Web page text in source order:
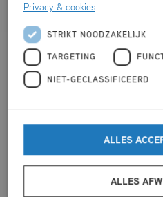
WAT ER NOG MEER
Privacy & cookies
STRIKT NOODZAKELIJK
TARGETING
NIET-GECLASSIFICEERD
ALLES
ALLES